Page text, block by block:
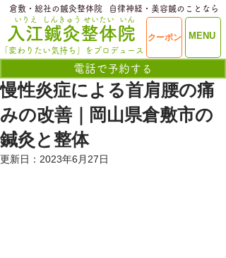
ME
​入江鍼灸整体院
いりえ
MENU
クーポン
電話で予約する
せいたい
しんきゅう いん
「変わりたい気持ち」をプロデュース
​倉敷・総社の鍼灸整体院 ​自律神経・美容鍼のことなら
慢性炎症による首肩腰の痛
みの改善｜岡山県倉敷市の
鍼灸と整体
更新日： 2023年6月27日